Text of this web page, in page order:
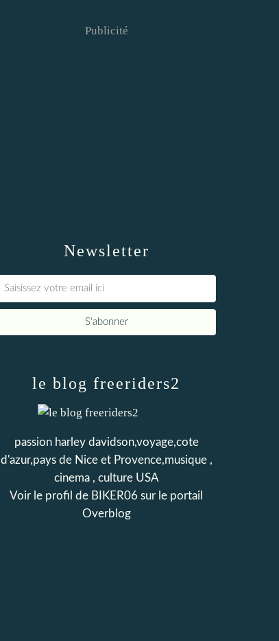
Newsletter
Publicité
le blog freeriders2
passion harley davidson,voyage,cote
d'azur,pays de Nice et Provence,musique ,
cinema , culture USA
Voir le profil de BIKER06 sur le portail
Overblog